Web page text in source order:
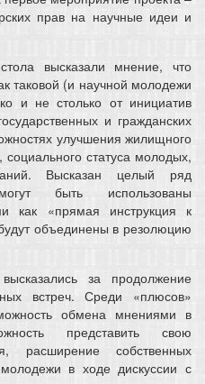
прав на научные идеи и
высказали мнение, что
таковой (и научной молодежи
и не столько от инициатив
и гражданских
улучшения жилищного
статуса молодых,
Высказан целый ряд
быть использованы
как «прямая инструкция к
объединены в резолюцию
за продолжение
встреч. Среди «плюсов»
обмена мнениями в
представить свою
расширение собственных
в ходе дискуссии с